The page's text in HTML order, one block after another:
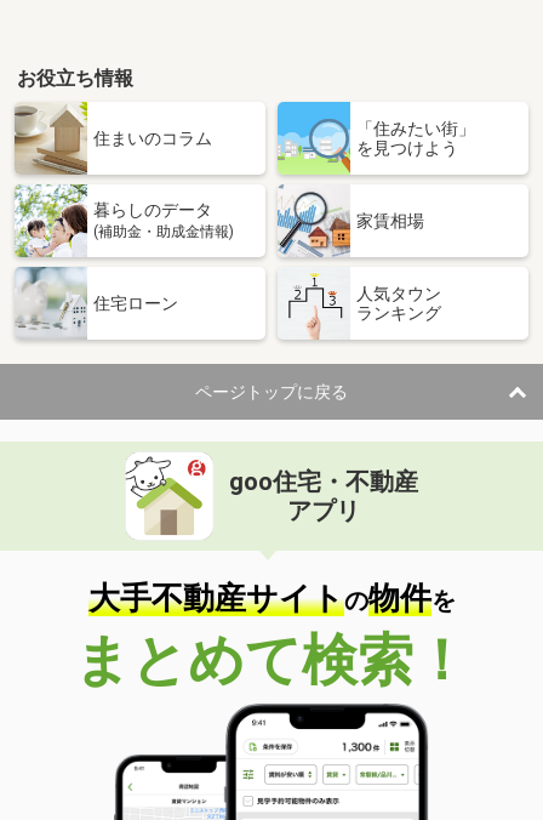
お役立ち情報
住まいのコラム
「住みたい街」
を見つけよう
暮らしのデータ
(補助金・助成金情報)
家賃相場
住宅ローン
人気タウン
ランキング
ページトップに戻る
goo住宅・不動産
アプリ
大手不動産サイトの物件を
まとめて検索！